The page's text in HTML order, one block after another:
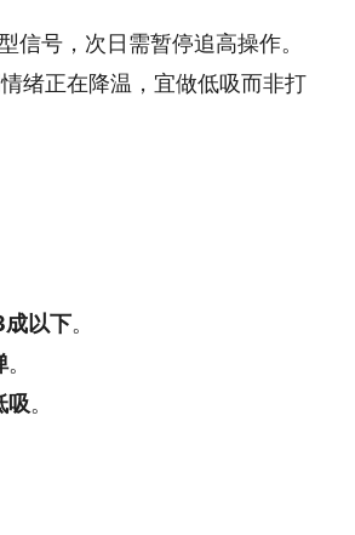
信号，次日需暂停追高操作。
绪正在降温，宜做低吸而非打
成以下。
。
吸。